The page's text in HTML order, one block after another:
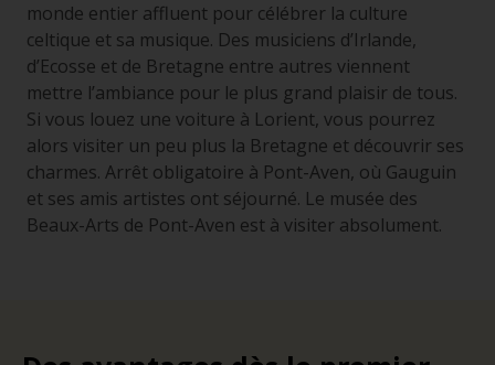
monde entier affluent pour célébrer la culture
celtique et sa musique. Des musiciens d’Irlande,
d’Ecosse et de Bretagne entre autres viennent
mettre l’ambiance pour le plus grand plaisir de tous.
Si vous louez une voiture à Lorient, vous pourrez
alors visiter un peu plus la Bretagne et découvrir ses
charmes. Arrêt obligatoire à Pont-Aven, où Gauguin
et ses amis artistes ont séjourné. Le musée des
Beaux-Arts de Pont-Aven est à visiter absolument.